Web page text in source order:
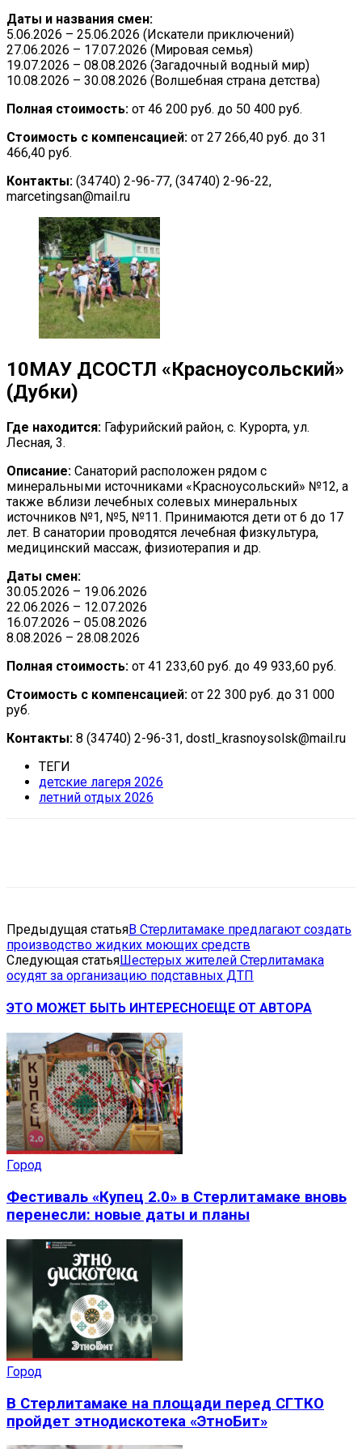
Даты и названия смен:
5.06.2026 – 25.06.2026 (Искатели приключений)
27.06.2026 – 17.07.2026 (Мировая семья)
19.07.2026 – 08.08.2026 (Загадочный водный мир)
10.08.2026 – 30.08.2026 (Волшебная страна детства)
Полная стоимость: от 46 200 руб. до 50 400 руб.
Стоимость с компенсацией: от 27 266,40 руб. до 31
466,40 руб.
Контакты: (34740) 2-96-77, (34740) 2-96-22,
marcetingsan@mail.ru
10МАУ ДСОСТЛ «Красноусольский»
(Дубки)
Где находится: Гафурийский район, с. Курорта, ул.
Лесная, 3.
Описание: Санаторий расположен рядом с
минеральными источниками «Красноусольский» №12, а
также вблизи лечебных солевых минеральных
источников №1, №5, №11. Принимаются дети от 6 до 17
лет. В санатории проводятся лечебная физкультура,
медицинский массаж, физиотерапия и др.
Даты смен:
30.05.2026 – 19.06.2026
22.06.2026 – 12.07.2026
16.07.2026 – 05.08.2026
8.08.2026 – 28.08.2026
Полная стоимость: от 41 233,60 руб. до 49 933,60 руб.
Стоимость с компенсацией: от 22 300 руб. до 31 000
руб.
Контакты: 8 (34740) 2-96-31, dostl_krasnoysolsk@mail.ru
ТЕГИ
детские лагеря 2026
летний отдых 2026
Предыдущая статьяВ Стерлитамаке предлагают создать
производство жидких моющих средств
Следующая статьяШестерых жителей Стерлитамака
осудят за организацию подставных ДТП
ЭТО МОЖЕТ БЫТЬ ИНТЕРЕСНО ЕЩЕ ОТ АВТОРА
Город
Фестиваль «Купец 2.0» в Стерлитамаке вновь
перенесли: новые даты и планы
Город
В Стерлитамаке на площади перед СГТКО
пройдет этнодискотека «ЭтноБит»